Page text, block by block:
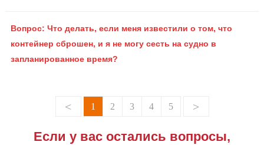
Вопрос: Что делать, если меня известили о том, что
контейнер сброшен, и я не могу сесть на судно в
запланированное время?
< 1 2 3 4 5 >
Если у вас остались вопросы,